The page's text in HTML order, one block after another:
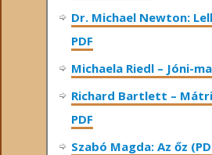
Dr. Michael Newton:
PDF
Michaela Riedl – Jóni-
Richard Bartlett –
PDF
Szabó Magda: Az őz